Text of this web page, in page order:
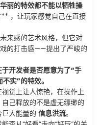
丽的特效都不能以牺牲操
，让玩家感觉自己在直接
来感的艺术风格，但它对
的打击感——提出了严峻的
开发者是否愿意为了“手
实”的特效。
觉上让人惊艳，在操作上
己释放的不是虚无缥缈的
大能量的 信息洪流。